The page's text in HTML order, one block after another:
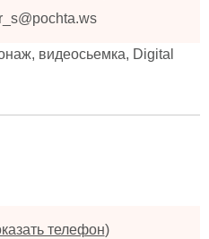
видеосьемка, Digital
телефон)